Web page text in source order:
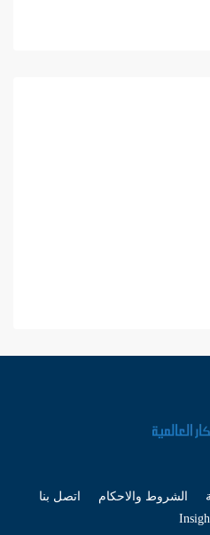
الشروط والاحكام
اتصل بنا